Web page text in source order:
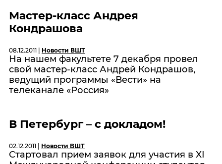
Мастер-класс Андрея
Кондрашова
08.12.2011 | Новости ВШТ
На нашем факультете 7 декабря провел
свой мастер-класс Андрей Кондрашов,
ведущий программы «Вести» на
телеканале «Россия»
В Петербург – с докладом!
02.12.2011 | Новости ВШТ
Стартовал прием заявок для участия в XI